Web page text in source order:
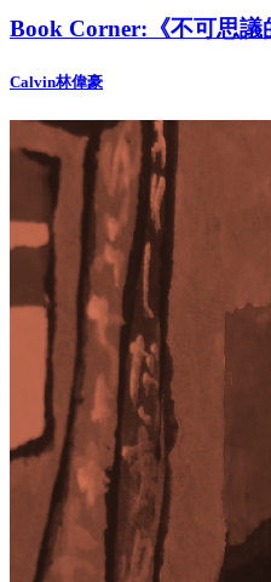
Book Corner:《不可思議
Calvin林偉豪